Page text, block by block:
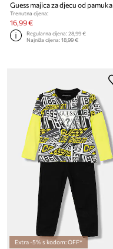
Guess majica za djecu od pamuka
Trenutna cijena:
16,99 €
Regularna cijena:28,99 €
Najniža cijena:18,99 €
Extra -5% s kodom: OFF*